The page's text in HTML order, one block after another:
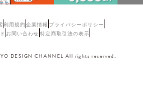
利用規約企業情報 プライバシーポリシー
お問い合わせ 特定商取引法の表示
DESIGN CHANNEL All rights reserved.